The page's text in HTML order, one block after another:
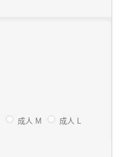
成人 M 成人 L